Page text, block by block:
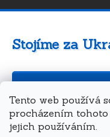
Tento web používá
procházením tohoto
jejich používáním.
Stojíme za